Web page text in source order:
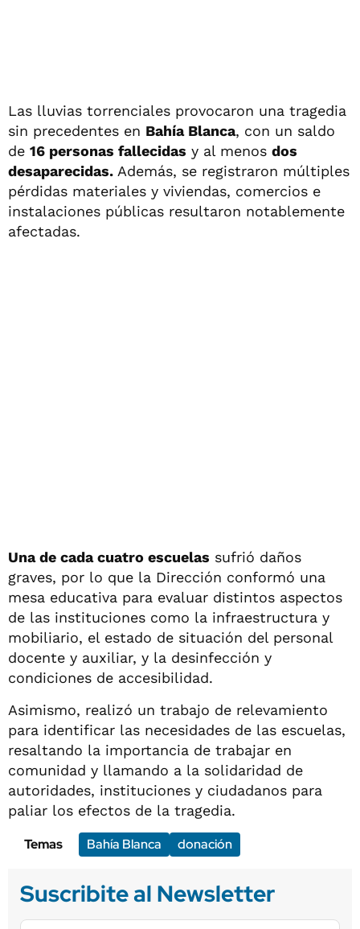
Las lluvias torrenciales provocaron una tragedia
sin precedentes en Bahía Blanca, con un saldo
de 16 personas fallecidas y al menos dos
desaparecidas. Además, se registraron múltiples
pérdidas materiales y viviendas, comercios e
instalaciones públicas resultaron notablemente
afectadas.
Una de cada cuatro escuelas sufrió daños
graves, por lo que la Dirección conformó una
mesa educativa para evaluar distintos aspectos
de las instituciones como la infraestructura y
mobiliario, el estado de situación del personal
docente y auxiliar, y la desinfección y
condiciones de accesibilidad.
Asimismo, realizó un trabajo de relevamiento
para identificar las necesidades de las escuelas,
resaltando la importancia de trabajar en
comunidad y llamando a la solidaridad de
autoridades, instituciones y ciudadanos para
paliar los efectos de la tragedia.
Temas
Bahía Blanca donación
Suscribite al Newsletter